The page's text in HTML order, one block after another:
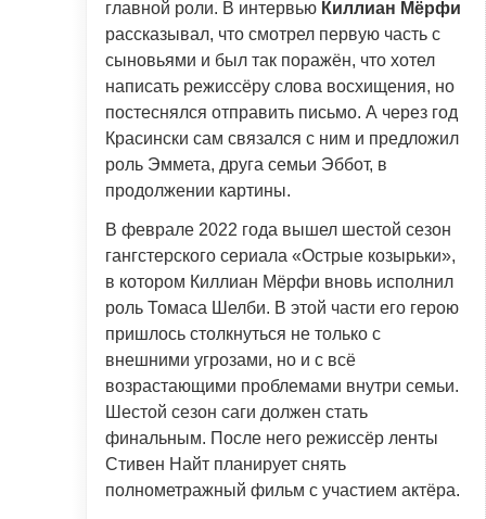
главной роли. В интервью Киллиан Мёрфи
рассказывал, что смотрел первую часть с
сыновьями и был так поражён, что хотел
написать режиссёру слова восхищения, но
постеснялся отправить письмо. А через год
Красински сам связался с ним и предложил
роль Эммета, друга семьи Эббот, в
продолжении картины.
В феврале 2022 года вышел шестой сезон
гангстерского сериала «Острые козырьки»,
в котором Киллиан Мёрфи вновь исполнил
роль Томаса Шелби. В этой части его герою
пришлось столкнуться не только с
внешними угрозами, но и с всё
возрастающими проблемами внутри семьи.
Шестой сезон саги должен стать
финальным. После него режиссёр ленты
Стивен Найт планирует снять
полнометражный фильм с участием актёра.